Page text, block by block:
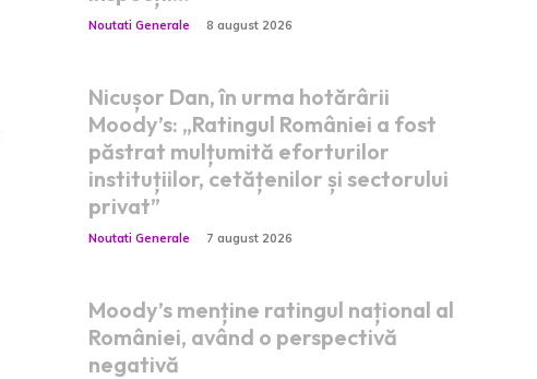
Noutati Generale 8 august 2026
Nicușor Dan, în urma hotărârii
Moody’s: „Ratingul României a fost
păstrat mulțumită eforturilor
instituțiilor, cetățenilor și sectorului
privat”
Noutati Generale 7 august 2026
Moody’s menține ratingul național al
României, având o perspectivă
negativă